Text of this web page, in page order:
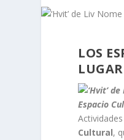
LOS
Cultural,